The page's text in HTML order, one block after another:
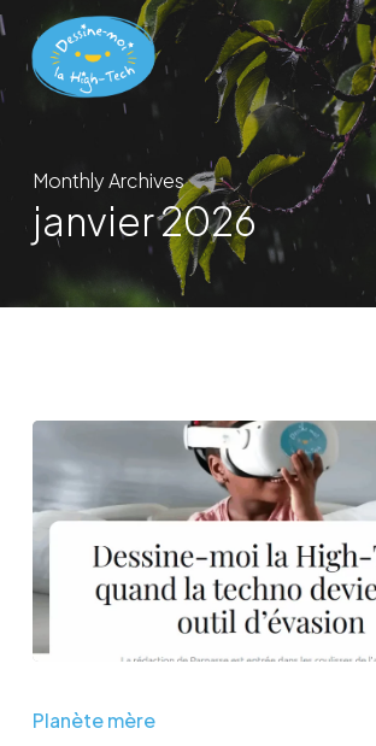
Skip
main
Monthly Archives
janvier 2026
Parnasse
Planète mère